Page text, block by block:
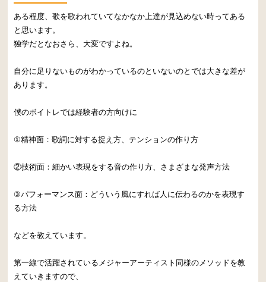
ある程度、歌を歌われていてなかなか上達が見込めない時ってある
と思います。
独学だとなおさら、大変ですよね。
自分に足りないものがわかっているのといないのとでは大きな差が
あります。
僕のボイトレでは経験者の方向けに
①精神面：歌詞に対する捉え方、テンションの作り方
②技術面：細かい表現をする音の作り方、さまざまな発声方法
③パフォーマンス面：どういう風にすれば人に伝わるのかを表現す
る方法
などを教えています。
第一線で活躍されているメジャーアーティスト同様のメソッドを教
えていきますので、